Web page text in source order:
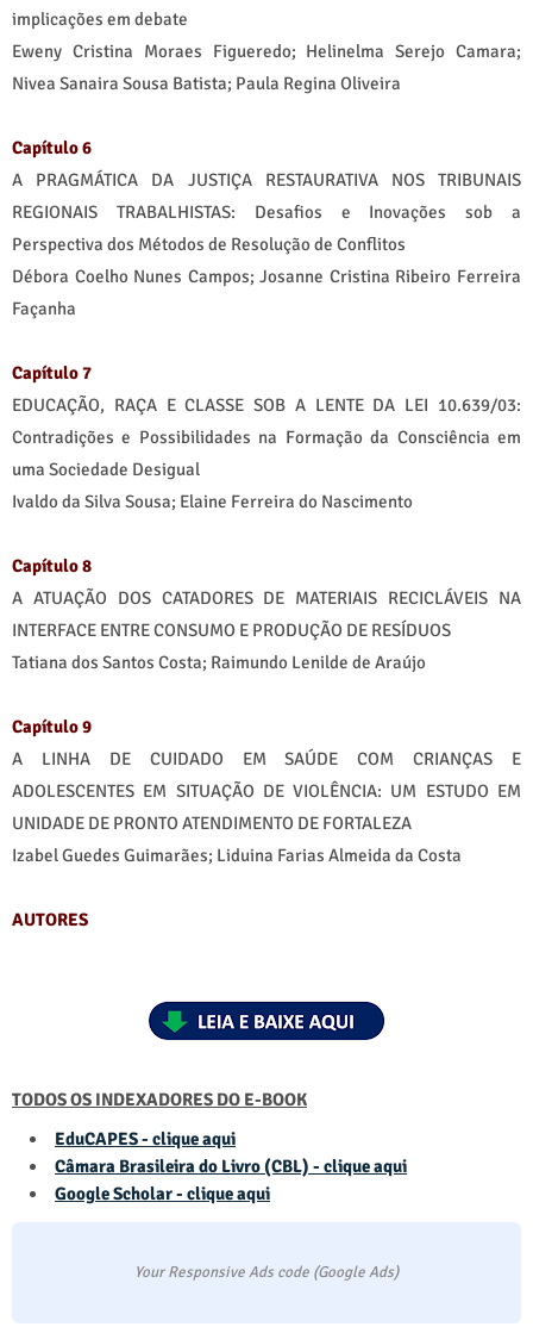
implicações em debate
Eweny Cristina Moraes Figueredo; Helinelma Serejo Camara;
Nivea Sanaira Sousa Batista; Paula Regina Oliveira
Capítulo 6
A PRAGMÁTICA DA JUSTIÇA RESTAURATIVA NOS TRIBUNAIS
REGIONAIS TRABALHISTAS: Desafios e Inovações sob a
Perspectiva dos Métodos de Resolução de Conflitos
Débora Coelho Nunes Campos; Josanne Cristina Ribeiro Ferreira
Façanha
Capítulo 7
EDUCAÇÃO, RAÇA E CLASSE SOB A LENTE DA LEI 10.639/03:
Contradições e Possibilidades na Formação da Consciência em
uma Sociedade Desigual
Ivaldo da Silva Sousa; Elaine Ferreira do Nascimento
Capítulo 8
A ATUAÇÃO DOS CATADORES DE MATERIAIS RECICLÁVEIS NA
INTERFACE ENTRE CONSUMO E PRODUÇÃO DE RESÍDUOS
Tatiana dos Santos Costa; Raimundo Lenilde de Araújo
Capítulo 9
A LINHA DE CUIDADO EM SAÚDE COM CRIANÇAS E
ADOLESCENTES EM SITUAÇÃO DE VIOLÊNCIA: UM ESTUDO EM
UNIDADE DE PRONTO ATENDIMENTO DE FORTALEZA
Izabel Guedes Guimarães; Liduina Farias Almeida da Costa
AUTORES
TODOS OS INDEXADORES DO E-BOOK
EduCAPES - clique aqui
Câmara Brasileira do Livro (CBL) - clique aqui
Google Scholar - clique aqui
Your Responsive Ads code (Google Ads)